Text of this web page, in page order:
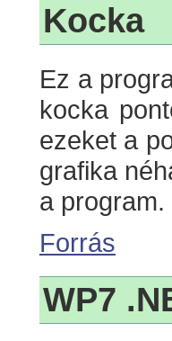
Kocka
Ez a
kocka
ezeket a
grafika
a program.
Forrás
WP7